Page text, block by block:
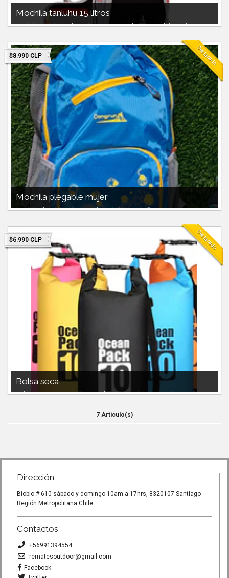
Mochila tanluhu 15 litros
Mochila tanluhu 15 litros $14990 Capacidad de mochila: 15 litros
$8.990 CLP Destacado
Mochila plegable mujer
Mochila plegable 18litros Se hace bolso pequeño muy compacto.
$6.990 CLP Destacado
Bolsa seca
Bolsa seca impermeable 10 L $6.990 20 L $8.990 30 L $9.990
7 Artículo(s)
Dirección
Biobio # 610 sábado y domingo 10am a 17hrs, 8320107 Santiago
Región Metropolitana Chile
Contactos
+56991394554
rematesoutdoor@gmail.com
Facebook